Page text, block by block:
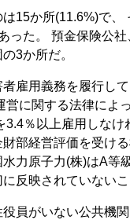
15か所(11.6%)で
った。 預金保険公
3か所だ。
雇用義務を履行し
営に関する法律によ
3.4％以上雇用しな
部経営評価を受け
力原子力(株)はA等
反映されていないこ
員がいない公共機